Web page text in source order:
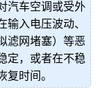
汽车空调或受外
入电压波动、
滤网堵塞）等恶
定，或者在不稳
复时间。